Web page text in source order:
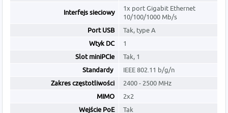
Interfejs sieciowy
1x port Gigabit Ethernet
10/100/1000 Mb/s
Port USB
Tak, type A
Wtyk DC
1
Slot miniPCIe
Tak, 1
Standardy
IEEE 802.11 b/g/n
Zakres częstotliwości
2400 - 2500 MHz
MIMO
2x2
Wejście PoE
Tak